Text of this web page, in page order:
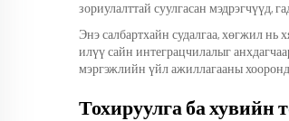
зориулалттай суулгасан мэдрэгчүүд,
Энэ салбартхайн судалгаа, хөгжил
илүү сайн интеграцчилалыг
мэргэжлийн үйл ажиллагааны
Тохируулга ба хувийн